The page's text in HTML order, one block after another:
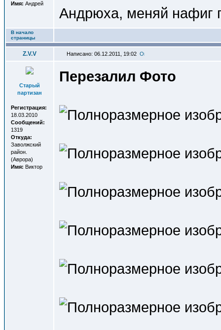
Имя: Андрей
Андрюха, меняй нафиг
В начало
страницы
Z.V.V Написано: 06.12.2011, 19:02
Старый
партизан
Регистрация:
18.03.2010
Сообщений:
1319
Откуда:
Заволжский
район.
(Аврора)
Имя: Виктор
Перезалил Фото